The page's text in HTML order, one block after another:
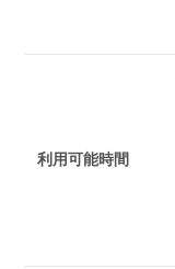
利用可能時間